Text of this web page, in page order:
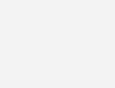
Projektierer sogar nur für
einen
Anschlussfinanzierung für